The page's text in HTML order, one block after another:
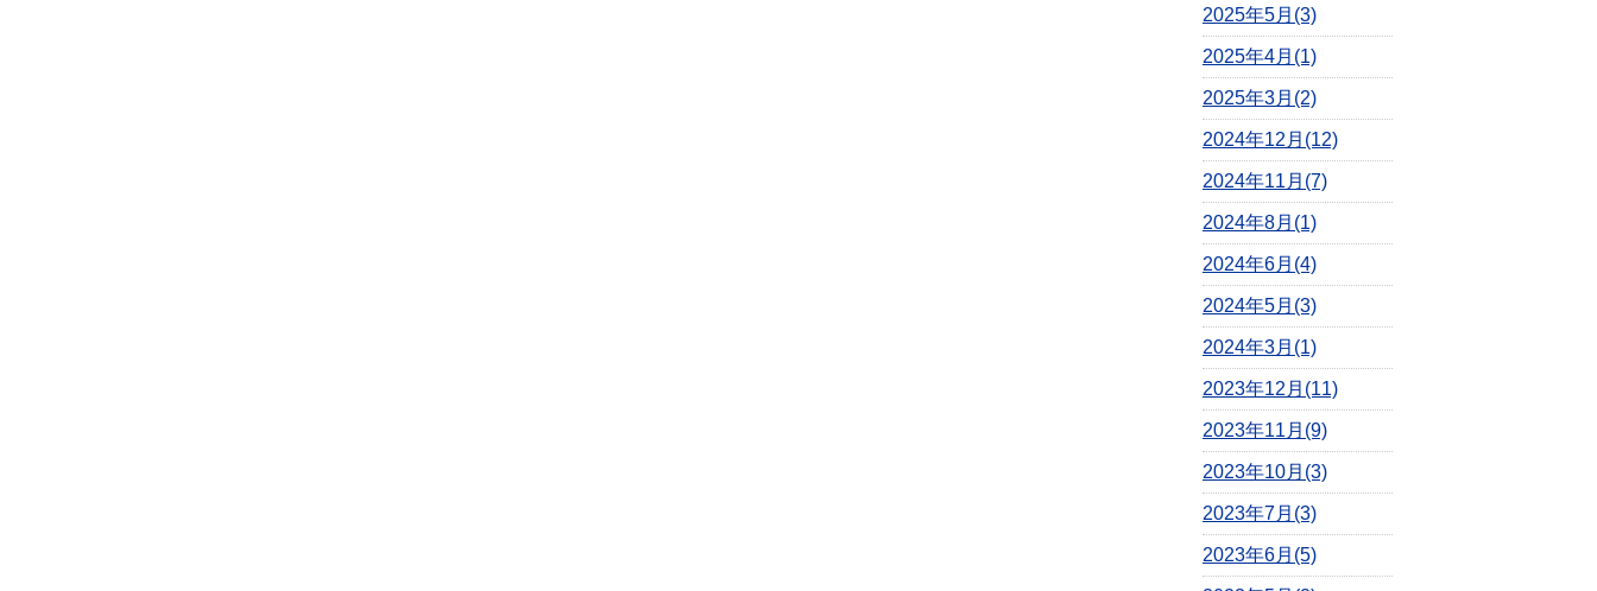
2025年5月(3)
2025年4月(1)
2025年3月(2)
2024年12月(12)
2024年11月(7)
2024年8月(1)
2024年6月(4)
2024年5月(3)
2024年3月(1)
2023年12月(11)
2023年11月(9)
2023年10月(3)
2023年7月(3)
2023年6月(5)